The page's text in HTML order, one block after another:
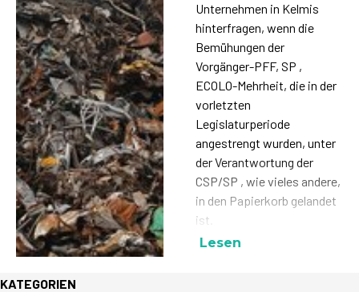
Unternehmen in Kelmis
hinterfragen, wenn die
Bemühungen der
Vorgänger-PFF, SP ,
ECOLO-Mehrheit, die in der
vorletzten
Legislaturperiode
angestrengt wurden, unter
der Verantwortung der
CSP/SP , wie vieles andere,
in den Papierkorb gelandet
ist.
Lesen
Block überspringen KATEGORIEN
KATEGORIEN